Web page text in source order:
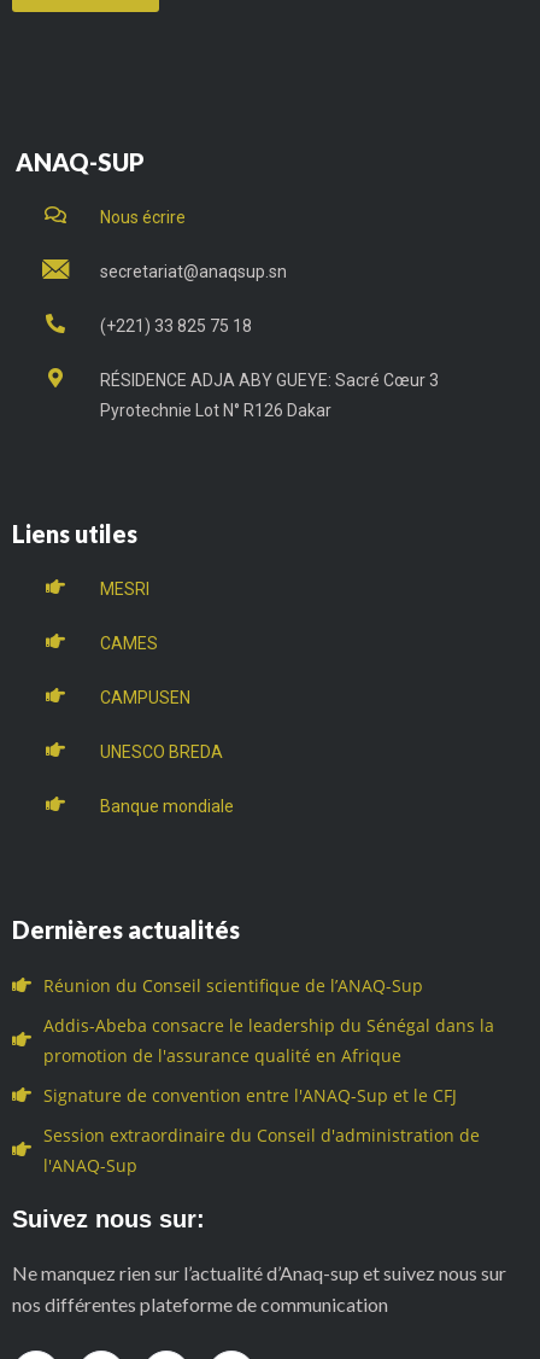
ANAQ-SUP
Nous écrire
secretariat@anaqsup.sn
(+221) 33 825 75 18
RÉSIDENCE ADJA ABY GUEYE: Sacré Cœur 3
Pyrotechnie Lot N° R126 Dakar
Liens utiles
MESRI
CAMES
CAMPUSEN
UNESCO BREDA
Banque mondiale
Dernières actualités
Réunion du Conseil scientifique de l’ANAQ-Sup
Addis-Abeba consacre le leadership du Sénégal dans la
promotion de l'assurance qualité en Afrique
Signature de convention entre l'ANAQ-Sup et le CFJ
Session extraordinaire du Conseil d'administration de
l'ANAQ-Sup
Suivez nous sur:
Ne manquez rien sur l’actualité d’Anaq-sup et suivez nous sur
nos différentes plateforme de communication